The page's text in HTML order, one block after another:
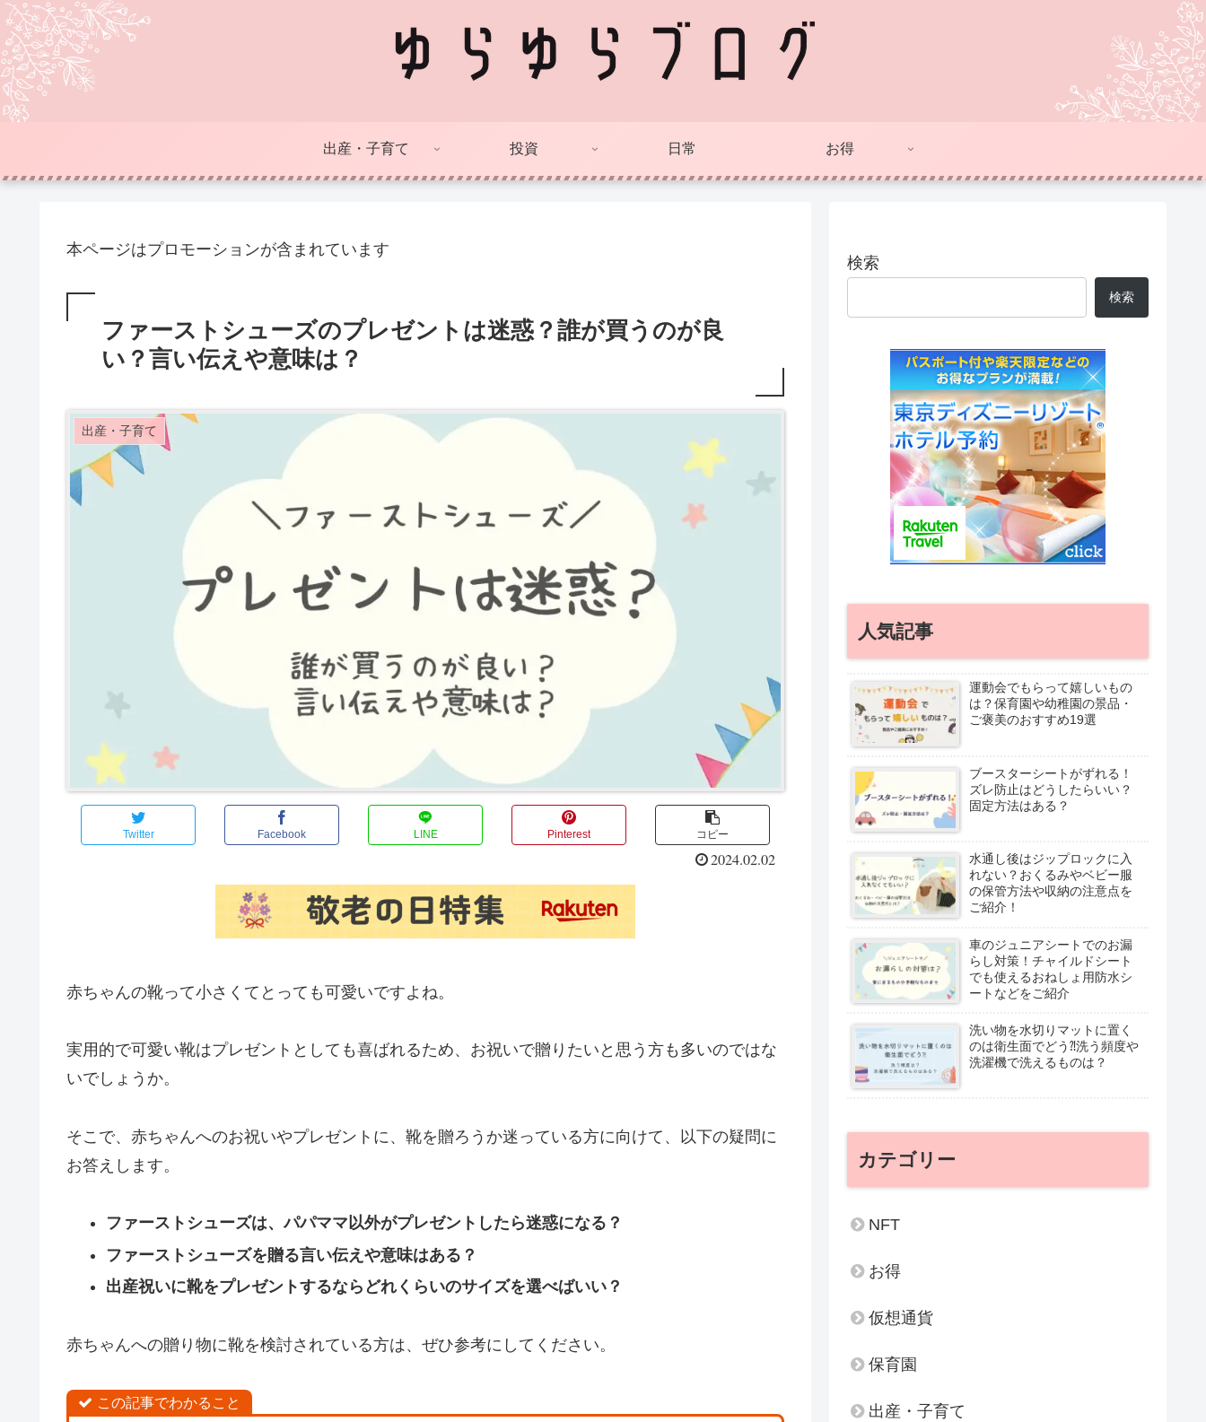
出産・子育て 投資 日常 お得
本ページはプロモーションが含まれています
ファーストシューズのプレゼントは迷惑？誰が買うのが良
い？言い伝えや意味は？
出産・子育て
Twitter Facebook LINE Pinterest コピー
2024.02.02
赤ちゃんの靴って小さくてとっても可愛いですよね。
実用的で可愛い靴はプレゼントとしても喜ばれるため、お祝いで贈りたいと思う方も多いのではな
いでしょうか。
そこで、赤ちゃんへのお祝いやプレゼントに、靴を贈ろうか迷っている方に向けて、以下の疑問に
お答えします。
ファーストシューズは、パパママ以外がプレゼントしたら迷惑になる？
ファーストシューズを贈る言い伝えや意味はある？
出産祝いに靴をプレゼントするならどれくらいのサイズを選べばいい？
赤ちゃんへの贈り物に靴を検討されている方は、ぜひ参考にしてください。
この記事でわかること
検索
検索
人気記事
運動会でもらって嬉しいもの
は？保育園や幼稚園の景品・
ご褒美のおすすめ19選
ブースターシートがずれる！
ズレ防止はどうしたらいい？
固定方法はある？
水通し後はジップロックに入
れない？おくるみやベビー服
の保管方法や収納の注意点を
ご紹介！
車のジュニアシートでのお漏
らし対策！チャイルドシート
でも使えるおねしょ用防水シ
ートなどをご紹介
洗い物を水切りマットに置く
のは衛生面でどう⁈洗う頻度や
洗濯機で洗えるものは？
カテゴリー
NFT
お得
仮想通貨
保育園
出産・子育て